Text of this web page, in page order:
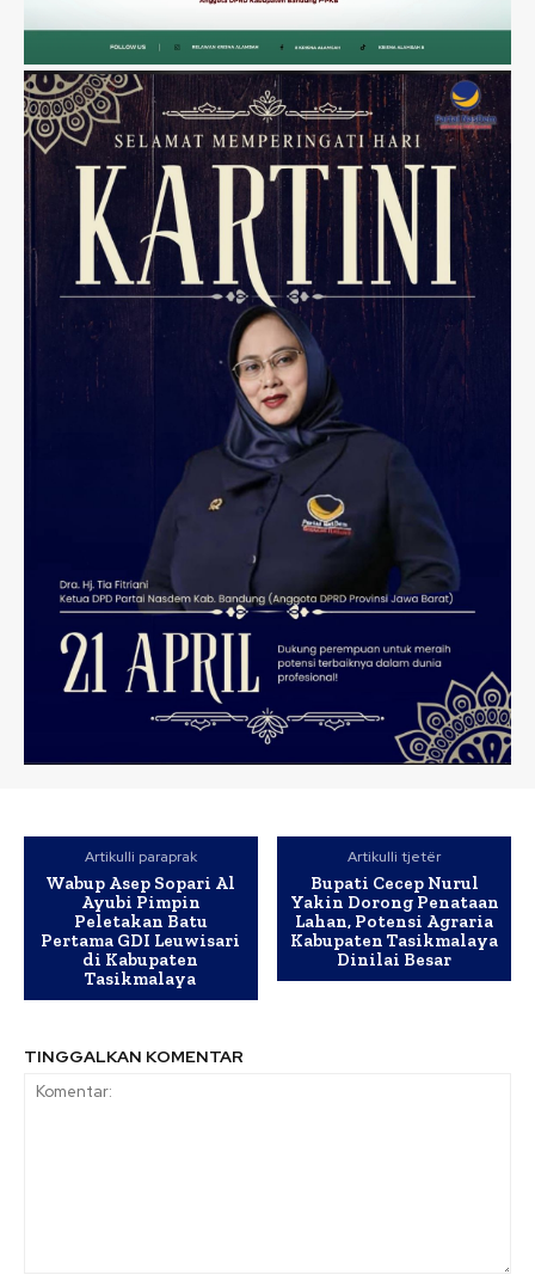
Artikulli paraprak
Wabup Asep Sopari Al
Ayubi Pimpin
Peletakan Batu
Pertama GDI Leuwisari
di Kabupaten
Tasikmalaya
Artikulli tjetër
Bupati Cecep Nurul
Yakin Dorong Penataan
Lahan, Potensi Agraria
Kabupaten Tasikmalaya
Dinilai Besar
TINGGALKAN KOMENTAR